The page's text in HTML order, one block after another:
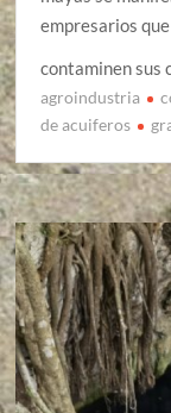
empresarios
contaminen sus
agroindustria
de acuiferos